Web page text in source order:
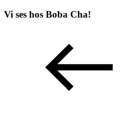
Praktisk informasjon
Ledige stillinger
Vi ses hos Boba Cha!